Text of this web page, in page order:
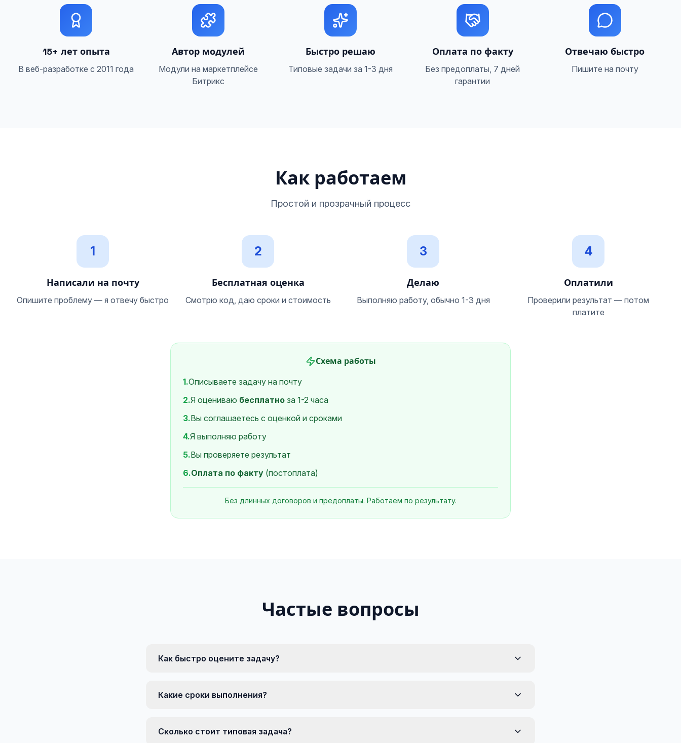
15+ лет опыта
В веб-разработке с 2011 года
Автор модулей
Модули на маркетплейсе
Битрикс
Быстро решаю
Типовые задачи за 1-3 дня
Оплата по факту
Без предоплаты, 7 дней
гарантии
Отвечаю быстро
Пишите на почту
Как работаем
Простой и прозрачный процесс
1
Написали на почту
Опишите проблему — я отвечу быстро
2
Бесплатная оценка
Смотрю код, даю сроки и стоимость
3
Делаю
Выполняю работу, обычно 1-3 дня
4
Оплатили
Проверили результат — потом
платите
Схема работы
1.Описываете задачу на почту
2.Я оцениваю бесплатно за 1-2 часа
3.Вы соглашаетесь с оценкой и сроками
4.Я выполняю работу
5.Вы проверяете результат
6.Оплата по факту (постоплата)
Без длинных договоров и предоплаты. Работаем по результату.
Частые вопросы
Как быстро оцените задачу?
Какие сроки выполнения?
Сколько стоит типовая задача?